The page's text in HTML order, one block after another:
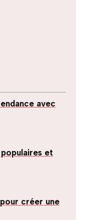
avec
populaires et
créer une